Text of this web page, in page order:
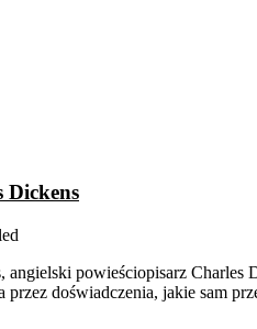
Dickens
angielski powieściopisarz
przez doświadczenia, jakie sam